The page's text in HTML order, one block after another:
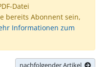
Datei
bereits Abonnent sein,
Informationen zum
nachfolgender Artikel